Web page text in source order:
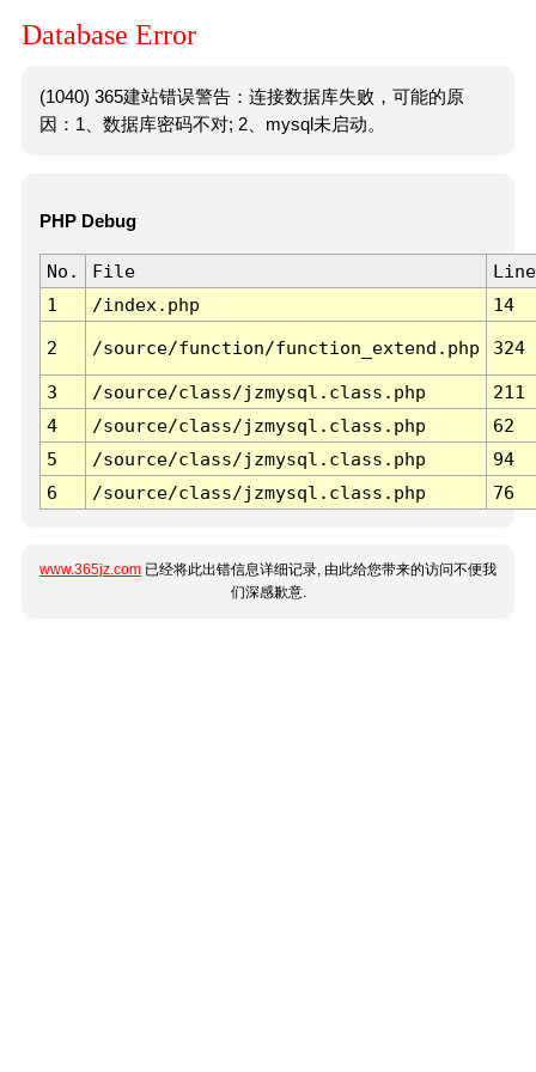
Database Error
(1040) 365建站错误警告：连接数据库失败，可能的原
因：1、数据库密码不对; 2、mysql未启动。
PHP Debug
No. File
Line
1
/index.php 14
2 /source/function/function_extend.php 324
3 /source/class/jzmysql.class.php
211
4
/source/class/jzmysql.class.php
62
5
/source/class/jzmysql.class.php
94
6
/source/class/jzmysql.class.php 76
www.365jz.com 已经将此出错信息详细记录, 由此给您带来的访问不便我
们深感歉意.